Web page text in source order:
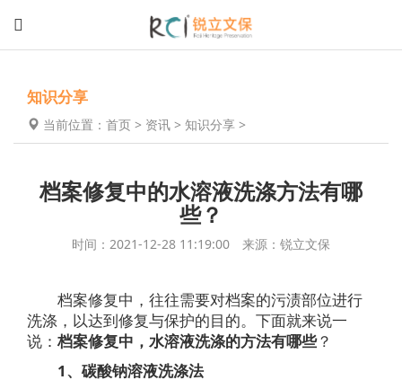
知识分享
当前位置： 首页 > 资讯 > 知识分享 >
档案修复中的水溶液洗涤方法有哪
些？
时间：2021-12-28 11:19:00 来源：锐立文保
档案修复中，往往需要对档案的污渍部位进行
洗涤，以达到修复与保护的目的。下面就来说一
说： 档案修复中，水溶液洗涤的方法有哪些？
1、碳酸钠溶液洗涤法